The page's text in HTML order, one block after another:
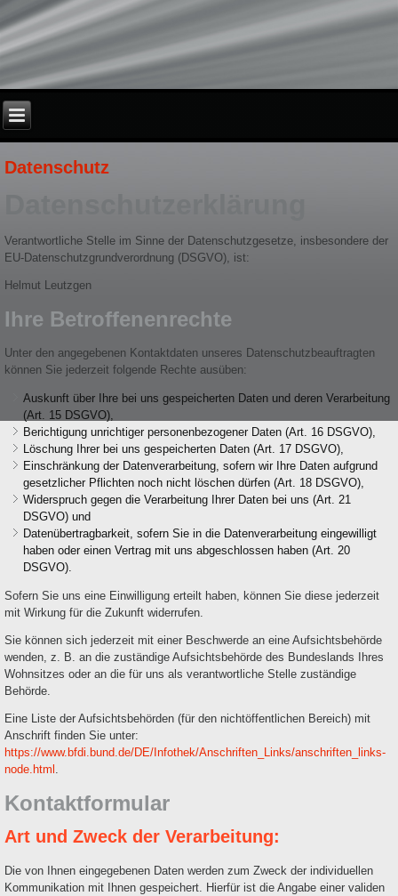
Datenschutz
Verantwortliche Stelle im Sinne der Datenschutzgesetze, insbesondere der
EU-Datenschutzgrundverordnung (DSGVO), ist:
Helmut Leutzgen
Ihre Betroffenenrechte
Unter den angegebenen Kontaktdaten unseres Datenschutzbeauftragten
können Sie jederzeit folgende Rechte ausüben:
Auskunft über Ihre bei uns gespeicherten Daten und deren Verarbeitung
(Art. 15 DSGVO),
Berichtigung unrichtiger personenbezogener Daten (Art. 16 DSGVO),
Löschung Ihrer bei uns gespeicherten Daten (Art. 17 DSGVO),
Einschränkung der Datenverarbeitung, sofern wir Ihre Daten aufgrund
gesetzlicher Pflichten noch nicht löschen dürfen (Art. 18 DSGVO),
Widerspruch gegen die Verarbeitung Ihrer Daten bei uns (Art. 21
DSGVO) und
Datenübertragbarkeit, sofern Sie in die Datenverarbeitung eingewilligt
haben oder einen Vertrag mit uns abgeschlossen haben (Art. 20
DSGVO).
Sofern Sie uns eine Einwilligung erteilt haben, können Sie diese jederzeit
mit Wirkung für die Zukunft widerrufen.
Sie können sich jederzeit mit einer Beschwerde an eine Aufsichtsbehörde
wenden, z. B. an die zuständige Aufsichtsbehörde des Bundeslands Ihres
Wohnsitzes oder an die für uns als verantwortliche Stelle zuständige
Behörde.
Eine Liste der Aufsichtsbehörden (für den nichtöffentlichen Bereich) mit
Anschrift finden Sie unter:
https://www.bfdi.bund.de/DE/Infothek/Anschriften_Links/anschriften_links-
node.html
Kontaktformular
Art und Zweck der Verarbeitung:
Die von Ihnen eingegebenen Daten werden zum Zweck der individuellen
Kommunikation mit Ihnen gespeichert. Hierfür ist die Angabe einer validen